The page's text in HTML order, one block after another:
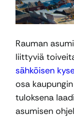
Rauman
liittyviä
sähköisen
osa
tuloksena
asumisen